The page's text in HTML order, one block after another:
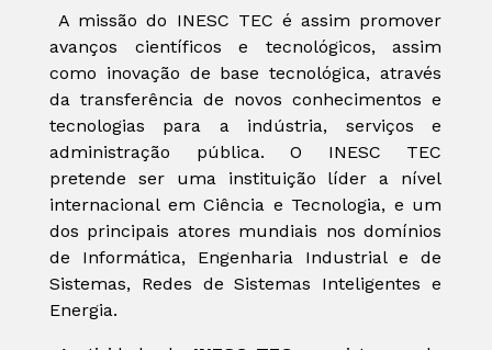
A missão do INESC TEC é assim promover
avanços científicos e tecnológicos, assim
como inovação de base tecnológica, através
da transferência de novos conhecimentos e
tecnologias para a indústria, serviços e
administração pública. O INESC TEC
pretende ser uma instituição líder a nível
internacional em Ciência e Tecnologia, e um
dos principais atores mundiais nos domínios
de Informática, Engenharia Industrial e de
Sistemas, Redes de Sistemas Inteligentes e
Energia.